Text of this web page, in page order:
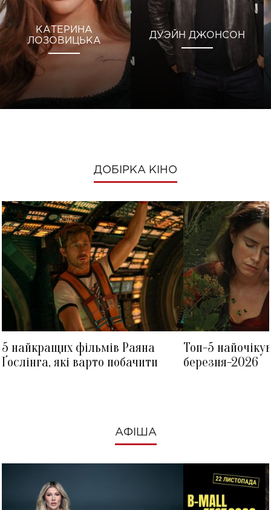
КАТЕРИНА
ЛОЗОВИЦЬКА
ДУЭЙН ДЖОНСОН
ДОБІРКА КІНО
5 найкращих фільмів Раяна
Ґослінга, які варто побачити
Топ-5
березня-2026
АФІША